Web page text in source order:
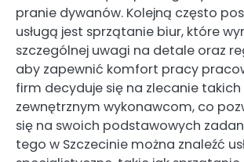
pranie dywanów. Kolejną często
usługą jest sprzątanie biur, które
szczególnej uwagi na detale oraz
aby zapewnić komfort pracy
firm decyduje się na zlecanie takich
zewnętrznym wykonawcom, co
się na swoich podstawowych
tego w Szczecinie można znaleźć